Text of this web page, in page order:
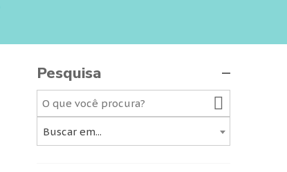
Pesquisa
Buscar em...